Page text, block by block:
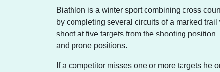
Biathlon is a winter sport combining cross
by completing several circuits of a marked
shoot at five targets from the shooting
and prone positions.
If a competitor misses one or more targets he